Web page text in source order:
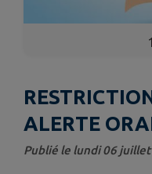
1
ALERTE
Publié le lundi 06